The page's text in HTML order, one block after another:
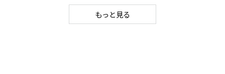
もっと見る